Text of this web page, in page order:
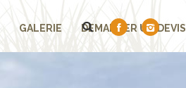
GALERIE DEMANDER UN DEVIS